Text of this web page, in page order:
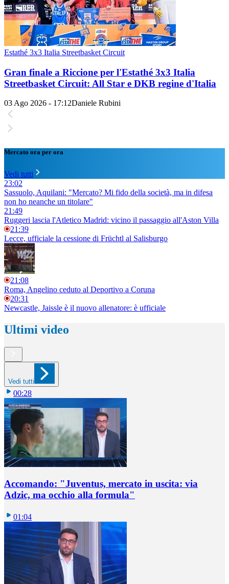
Estathé 3x3 Italia Streetbasket Circuit
Gran finale a Riccione per l'Estathé 3x3 Italia
Streetbasket Circuit: All Star e DKB regine d'Italia
03 Ago 2026 - 17:12Daniele Rubini
Mercato ora per ora
Vedi tutti
23:02
Sassuolo, Aquilani: "Mercato? Mi fido della società, ma in difesa
non ho neanche un titolare"
21:49
Ruggeri lascia l'Atletico Madrid: vicino il passaggio all'Aston Villa
21:39
Lecce, ufficiale la cessione di Früchtl al Salisburgo
21:08
Roma, Angelino ceduto al Deportivo a Coruna
20:31
Newcastle, Jaissle è il nuovo allenatore: è ufficiale
Ultimi video
Vedi tutti
00:28
Accomando: "Juventus, mercato in uscita: via
Adzic, ma occhio alla formula"
01:04